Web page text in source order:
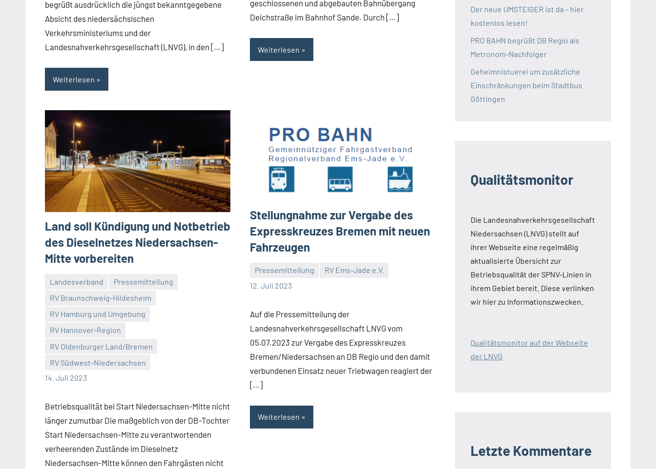
begrüßt ausdrücklich die jüngst bekanntgegebene
Absicht des niedersächsischen
Verkehrsministeriums und der
Landesnahverkehrsgesellschaft (LNVG), in den […]
Weiterlesen
geschlossenen und abgebauten Bahnübergang
Deichstraße im Bahnhof Sande. Durch […]
Weiterlesen
Land soll Kündigung und Notbetrieb
des Dieselnetzes Niedersachsen-
Mitte vorbereiten
Landesverband
Pressemitteilung
RV Braunschweig-Hildesheim
RV Hamburg und Umgebung
RV Hannover-Region
RV Oldenburger Land/Bremen
RV Südwest-Niedersachsen
14. Juli 2023
Malte
Diehl
Kommentare
Betriebsqualität bei Start Niedersachsen-Mitte nicht
länger zumutbar Die maßgeblich von der DB-Tochter
Start Niedersachsen-Mitte zu verantwortenden
verheerenden Zustände im Dieselnetz
Niedersachsen-Mitte können den Fahrgästen nicht
Stellungnahme zur Vergabe des
Expresskreuzes Bremen mit neuen
Fahrzeugen
Pressemitteilung
RV Ems-Jade e.V.
12. Juli 2023
Malte
5
Auf die Pressemitteilung der
Landesnahverkehrsgesellschaft LNVG vom
05.07.2023 zur Vergabe des Expresskreuzes
Bremen/Niedersachsen an DB Regio und den damit
verbundenen Einsatz neuer Triebwagen reagiert der
[…]
Weiterlesen
Der neue UMSTEIGER ist da – hier
kostenlos lesen!
PRO BAHN begrüßt DB Regio als
Metronom-Nachfolger
Geheimnistuerei um zusätzliche
Einschränkungen beim Stadtbus
Göttingen
Qualitätsmonitor
Die Landesnahverkehrsgesellschaft
Niedersachsen (LNVG) stellt auf
ihrer Webseite eine regelmäßig
aktualisierte Übersicht zur
Betriebsqualität der SPNV-Linien in
ihrem Gebiet bereit. Diese verlinken
wir hier zu Informationszwecken.
Qualitätsmonitor auf der Webseite
der LNVG
Letzte Kommentare